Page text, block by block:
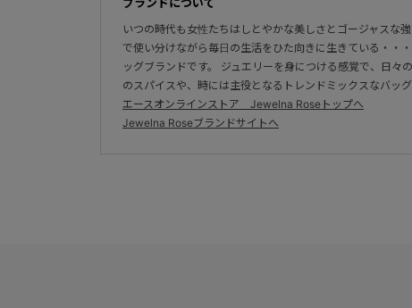
いつの時代も女性たちはしとやかな美しさとゴージャスな
で使い分けながら毎日の生活をひた向きに生きている・・
ッグブランドです。 ジュエリーを身につける感覚で、日々
のスパイスや、時には主役となるトレンドミックスなバッグ
エースオンラインストア Jewelna Roseトップへ
Jewelna Roseブランドサイトへ